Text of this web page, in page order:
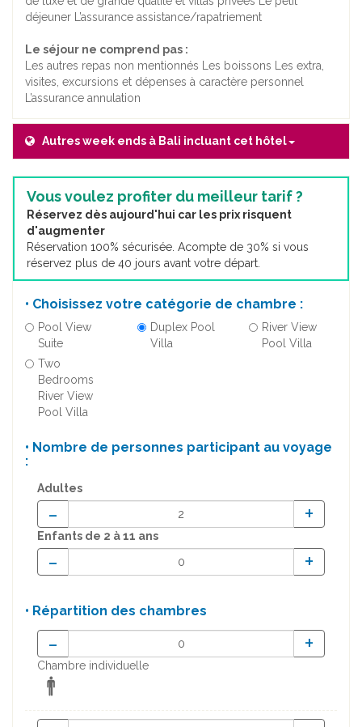
déjeuner L’assurance assistance/rapatriement
Le séjour ne comprend pas :
Les autres repas non mentionnés Les boissons Les extra,
visites, excursions et dépenses à caractère personnel
L’assurance annulation
Autres week ends à Bali incluant cet hôtel
Vous voulez profiter du meilleur tarif ?
Réservez dès aujourd'hui car les prix risquent
d'augmenter
Réservation 100% sécurisée. Acompte de 30% si vous
réservez plus de 40 jours avant votre départ.
• Choisissez votre catégorie de chambre :
Pool View
Suite
Duplex Pool
Villa
River View
Pool Villa
Two
Bedrooms
River View
Pool Villa
• Nombre de personnes participant au voyage
:
Adultes
- +
Enfants de 2 à 11 ans
- +
• Répartition des chambres
- +
Chambre individuelle